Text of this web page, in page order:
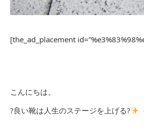
[the_ad_placement
こんにちは。
?良い靴は人生のステージを上げる?